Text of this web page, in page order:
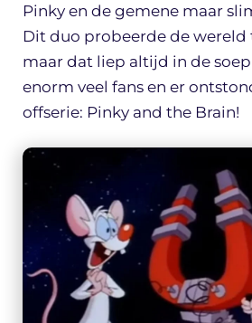
Pinky en de gemene maar
Dit duo probeerde de wereld
maar dat liep altijd in de
enorm veel fans en er
offserie: Pinky and the Brain!